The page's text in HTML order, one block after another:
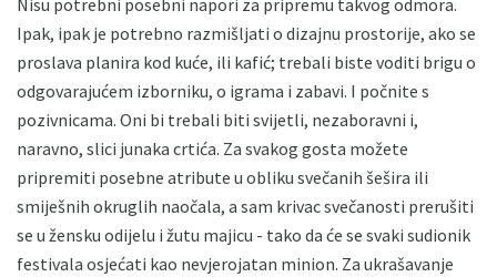
Nisu potrebni posebni napori za pripremu takvog odmora.
Ipak, ipak je potrebno razmišljati o dizajnu prostorije, ako se
proslava planira kod kuće, ili kafić; trebali biste voditi brigu o
odgovarajućem izborniku, o igrama i zabavi. I počnite s
pozivnicama. Oni bi trebali biti svijetli, nezaboravni i,
naravno, slici junaka crtića. Za svakog gosta možete
pripremiti posebne atribute u obliku svečanih šešira ili
smiješnih okruglih naočala, a sam krivac svečanosti prerušiti
se u žensku odijelu i žutu majicu - tako da će se svaki sudionik
festivala osjećati kao nevjerojatan minion. Za ukrašavanje